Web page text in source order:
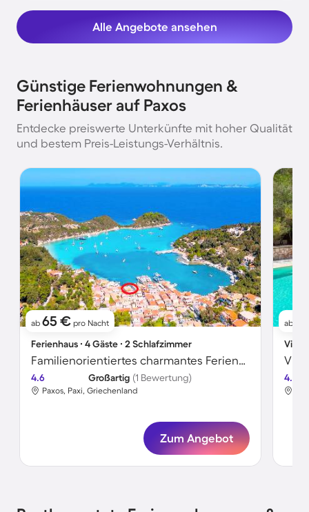
Alle Angebote ansehen
Günstige Ferienwohnungen &
Ferienhäuser auf Paxos
Entdecke preiswerte Unterkünfte mit hoher Qualität
und bestem Preis-Leistungs-Verhältnis.
ab 65 € pro Nacht
Ferienhaus ∙ 4 Gäste ∙ 2 Schlafzimmer
Familienorientiertes charmantes Ferienhaus | Strandblick
4.6 Großartig (1 Bewertung)
Paxos, Paxi, Griechenland
Zum Angebot
ab
Villa
4.5